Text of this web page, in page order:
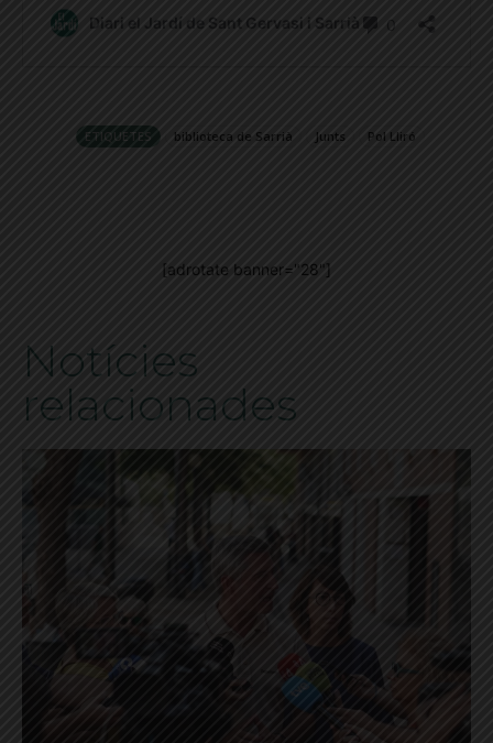
ETIQUETES biblioteca de Sarrià Junts Pol Lliró
[adrotate banner="28"]
Notícies
relacionades